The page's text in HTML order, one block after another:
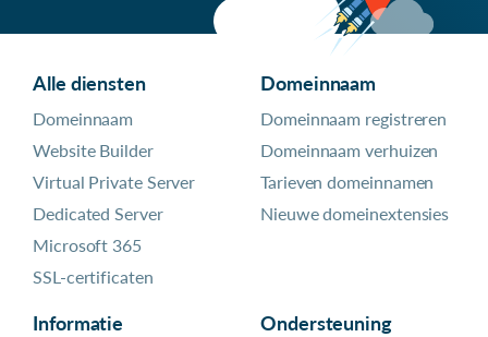
Alle diensten
Domeinnaam
Website Builder
Virtual Private Server
Dedicated Server
Microsoft 365
SSL-certificaten
Domeinnaam
Domeinnaam registreren
Domeinnaam verhuizen
Tarieven domeinnamen
Nieuwe domeinextensies
Informatie Ondersteuning